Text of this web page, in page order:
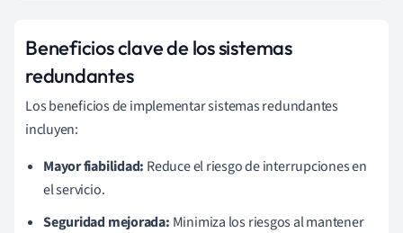
Beneficios clave de los sistemas
redundantes
Los beneficios de implementar sistemas redundantes
incluyen:
Mayor fiabilidad: Reduce el riesgo de interrupciones en
el servicio.
Seguridad mejorada: Minimiza los riesgos al mantener